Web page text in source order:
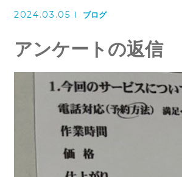
風呂釜洗浄・追い炊き配管クリ
スタッフ
よくある質問
アクセス
2024.03.05 ブログ
アンケートの返信